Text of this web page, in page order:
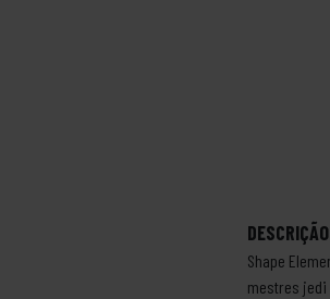
DESCRIÇÃO
Shape
mestres jedi